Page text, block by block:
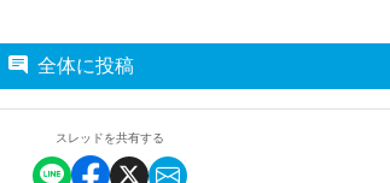
全体に投稿
スレッドを共有する